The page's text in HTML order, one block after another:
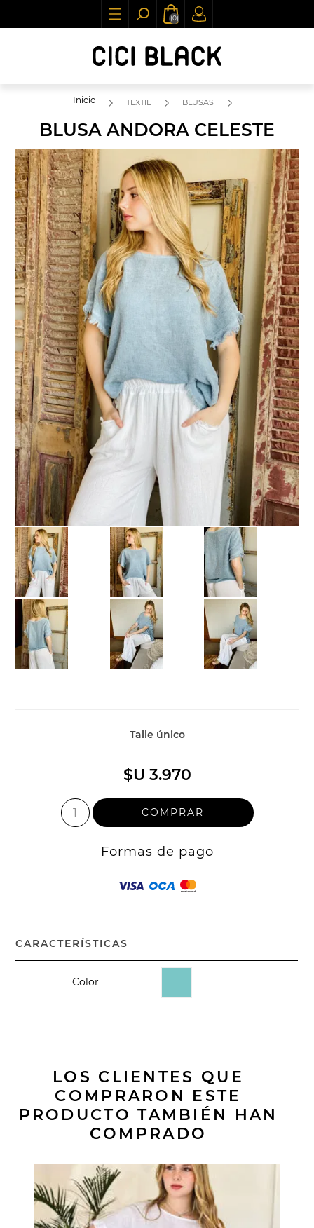
(0)
Inicio TEXTIL BLUSAS
BLUSA ANDORA CELESTE
Talle único
$U 3.970
Formas de pago
CARACTERÍSTICAS
Color
LOS CLIENTES QUE
COMPRARON ESTE
PRODUCTO TAMBIÉN HAN
COMPRADO